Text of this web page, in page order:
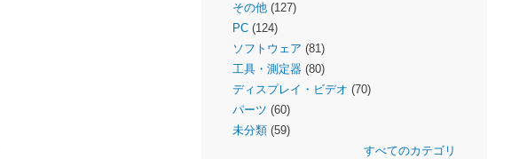
その他(127)
PC(124)
ソフトウェア (81)
工具・測定器(80)
ディスプレイ・ビデオ (70)
パーツ (60)
未分類(59)
すべてのカテゴリ